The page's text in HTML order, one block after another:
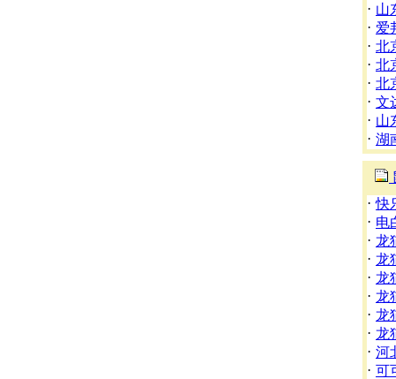
· 山
· 爱
· 北
· 北
· 北
· 文
· 山
· 湖
· 快
· 电
· 龙
· 龙
· 龙
· 龙
· 龙
· 龙
· 河
· 可